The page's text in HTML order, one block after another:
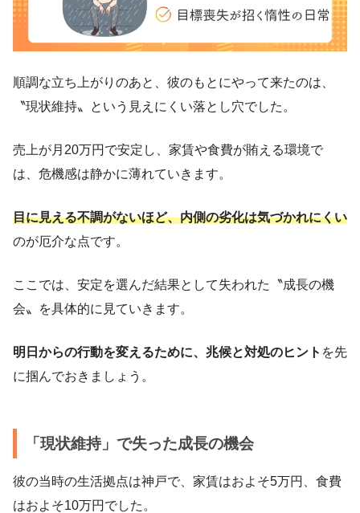
順調な立ち上がりのあと、彼のもとにやって来たのは、
〝現状維持〟という見えにくい落とし穴でした。
売上が月20万円で安定し、家賃や食費が賄える環境で
は、危機感は静かに薄れていきます。
目に見える不調がないほど、内側の劣化は気づかれにくい
のが厄介な点です。
ここでは、安定を選んだ結果として失われた〝成長の機
会〟を具体的に見ていきます。
明日からの行動を変えるために、兆候と対処のヒント を先
に掴んでおきましょう。
「現状維持」で失った成長の機会
彼の当時の生活拠点は神戸で、家賃はおよそ5万円、食費
はおよそ10万円でした。